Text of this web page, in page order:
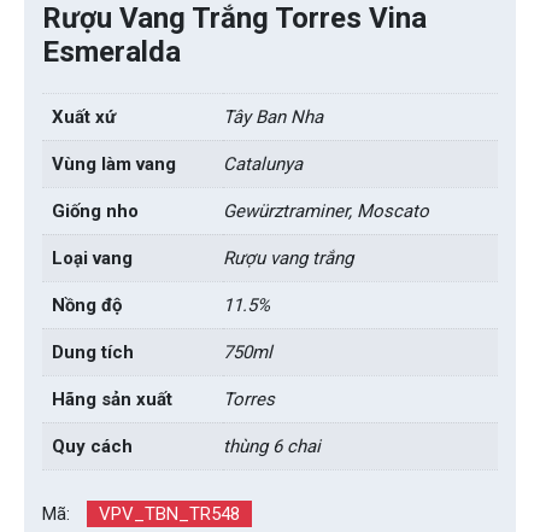
Rượu Vang Trắng Torres Vina
Esmeralda
Xuất xứ Tây Ban Nha
Vùng làm vang Catalunya
Giống nho Gewürztraminer, Moscato
Loại vang Rượu vang trắng
Nồng độ 11.5%
Dung tích 750ml
Hãng sản xuất Torres
Quy cách thùng 6 chai
Mã: VPV_TBN_TR548